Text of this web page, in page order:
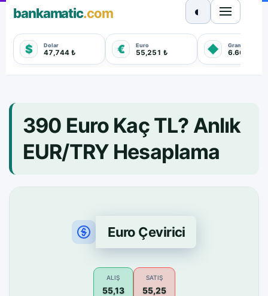
bankamatic.com
$ Dolar
47,744 ₺ € Euro
55,251 ₺ ◆ Gram Altın
6.660,550
◐
390 Euro Kaç TL? Anlık
EUR/TRY Hesaplama
Euro Çevirici
ALIŞ
55,13
SATIŞ
55,25